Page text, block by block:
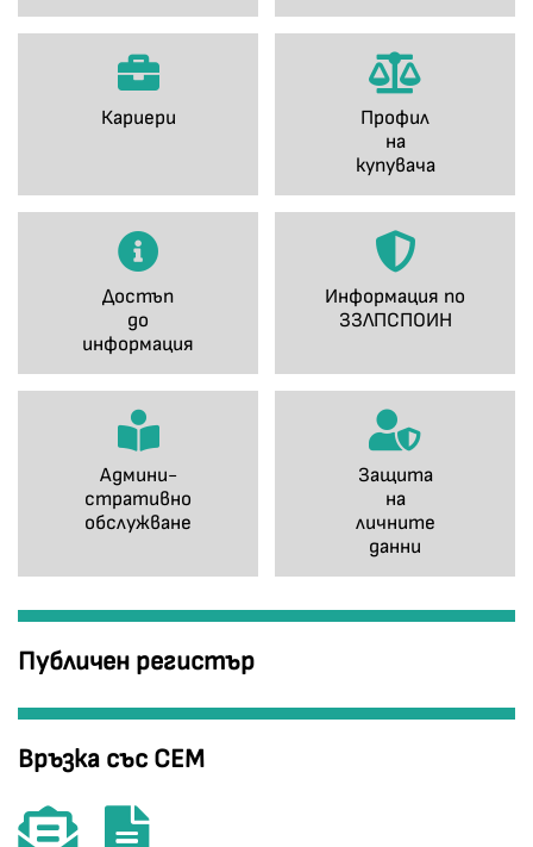
Кариери
Профил
на
купувача
Достъп
до
информация
Информация по
ЗЗЛПСПОИН
Админи-
стративно
обслужване
Защита
на
личните
данни
Публичен регистър
Връзка със СЕМ